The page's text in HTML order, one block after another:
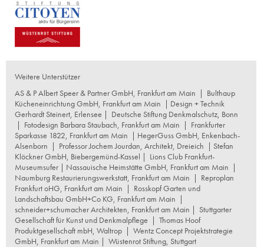
Weitere Unterstützer
AS & P Albert Speer & Partner GmbH, Frankfurt am Main | Bulthaup
Kücheneinrichtung GmbH, Frankfurt am Main | Design + Technik
Gerhardt Steinert, Erlensee | Deutsche Stiftung Denkmalschutz, Bonn
| Fotodesign Barbara Staubach, Frankfurt am Main | Frankfurter
Sparkasse 1822, Frankfurt am Main | HegerGuss GmbH, Enkenbach-
Alsenborn | Professor Jochem Jourdan, Architekt, Dreieich | Stefan
Klöckner GmbH, Biebergemünd-Kassel | Lions Club Frankfurt-
Museumsufer | Nassauische Heimstätte GmbH, Frankfurt am Main |
Naumburg Restaurierungswerkstatt, Frankfurt am Main | Reproplan
Frankfurt oHG, Frankfurt am Main | Rosskopf Garten und
Landschaftsbau GmbH+Co KG, Frankfurt am Main |
schneider+schumacher Architekten, Frankfurt am Main | Stuttgarter
Gesellschaft für Kunst und Denkmalpflege | Thomas Hoof
Produktgesellschaft mbH, Waltrop | Wentz Concept Projektstrategie
GmbH, Frankfurt am Main | Wüstenrot Stiftung, Stuttgart